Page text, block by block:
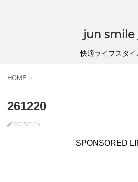
jun smile
快適ライフスタイ
HOME >
261220
2015/11/14
SPONSORED